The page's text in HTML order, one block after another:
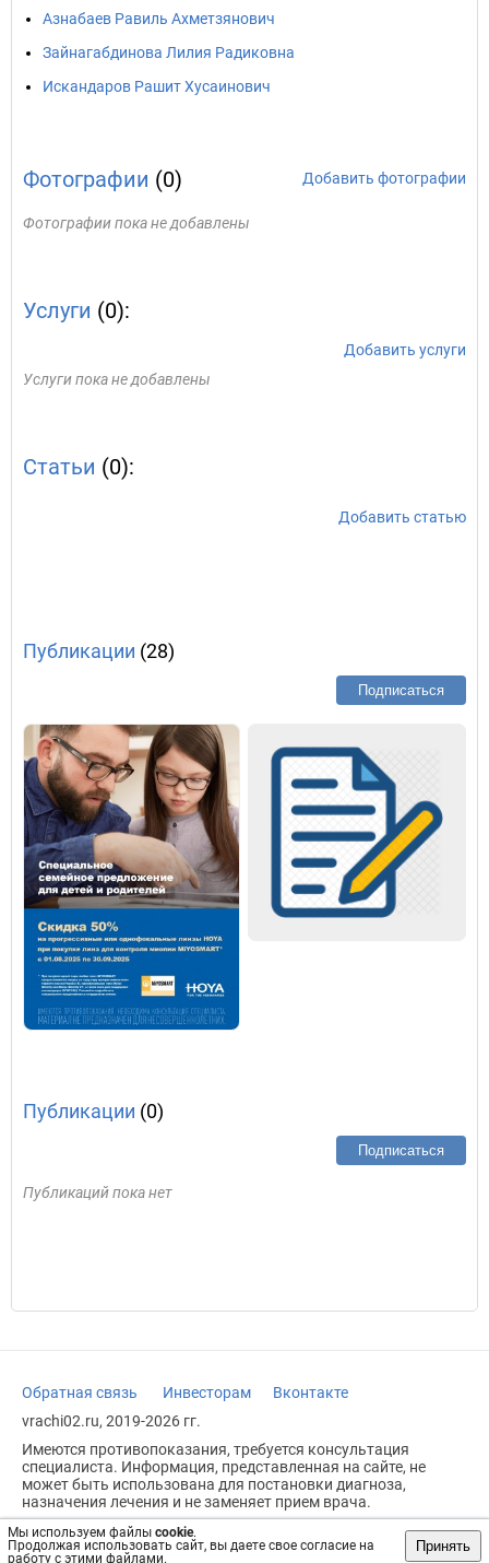
Мы используем файлы cookie.
Продолжая использовать сайт, вы даете свое согласие на
работу с этими файлами.
Принять
Азнабаев Равиль Ахметзянович
Зайнагабдинова Лилия Радиковна
Искандаров Рашит Хусаинович
Фотографии (0) Добавить фотографии
Фотографии пока не добавлены
Услуги (0):
Добавить услуги
Услуги пока не добавлены
Статьи (0):
Добавить статью
Публикации (28)
Подписаться
Публикации (0)
Подписаться
Публикаций пока нет
Обратная связь Инвесторам
Вконтакте
vrachi02.ru, 2019-2026 гг.
Имеются противопоказания, требуется консультация
специалиста. Информация, представленная на сайте, не
может быть использована для постановки диагноза,
назначения лечения и не заменяет прием врача.
Возрастное ограничение: 18+